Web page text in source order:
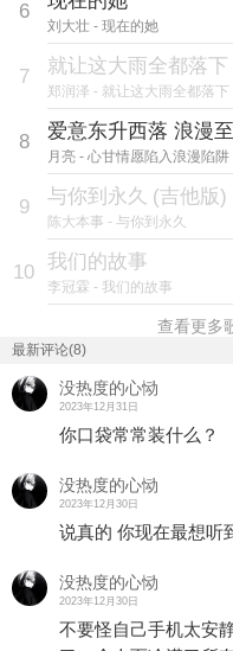
6
刘大壮 - 现在的她
7 就让这大雨全都落下
郑润泽 - 就让这大雨全都落下
8 爱意东升西落 浪漫
月亮 - 心甘情愿陷入浪漫陷阱
9 与你到永久 (吉他版)
陈大本事 - 与你到永久
10 我们的故事
李冠霖 - 我们的故事
查看更多
最新评论(8)
没热度的心恸
2023年12月31日
你口袋常常装什么？
没热度的心恸
2023年12月30日
说真的 你现在最想听
没热度的心恸
2023年12月30日
不要怪自己手机太安